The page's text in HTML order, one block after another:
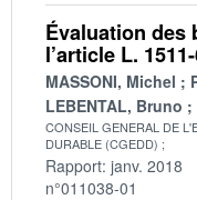
Évaluation des
l’article L.
MASSONI, Michel
LEBENTAL, Bruno
CONSEIL GENERAL DE
DURABLE (CGEDD)
Rapport: janv. 2018
n°011038-01